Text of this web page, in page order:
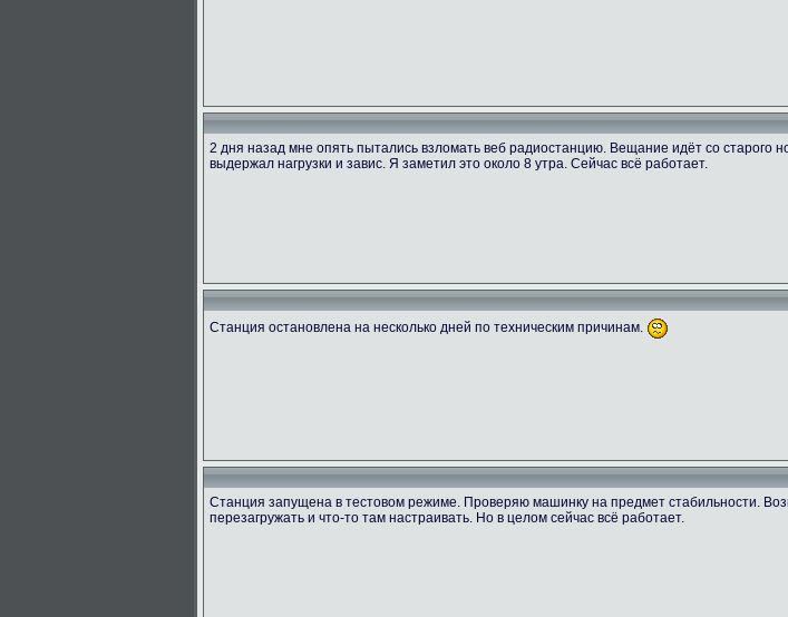
2 дня назад мне опять пытались взломать веб радиостанцию. Вещание идёт со старого
выдержал нагрузки и завис. Я заметил это около 8 утра. Сейчас всё работает.
Станция остановлена на несколько дней по техническим причинам.
Станция запущена в тестовом режиме. Проверяю машинку на предмет стабильности.
перезагружать и что-то там настраивать. Но в целом сейчас всё работает.